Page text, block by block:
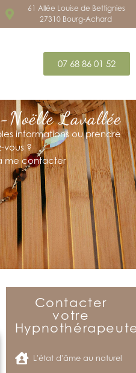
61 Allée Louise de Bettignies
27310 Bourg-Achard
07 68 86 01 52
Noëlle Lavallée
informations ou prendre
vous ?
me contacter
Contacter
votre
L'état d'âme au naturel